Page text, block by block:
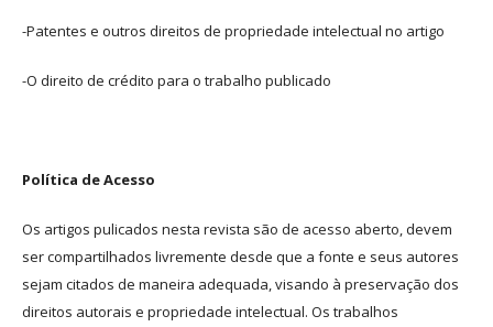
-Patentes e outros direitos de propriedade intelectual no artigo
-O direito de crédito para o trabalho publicado
Política de Acesso
Os artigos pulicados nesta revista são de acesso aberto, devem
ser compartilhados livremente desde que a fonte e seus autores
sejam citados de maneira adequada, visando à preservação dos
direitos autorais e propriedade intelectual. Os trabalhos